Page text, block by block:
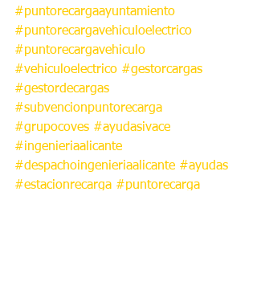
#puntorecargaayuntamiento
#puntorecargavehiculoelectrico
#puntorecargavehiculo
#vehiculoelectrico #gestorcargas
#gestordecargas
#subvencionpuntorecarga
#grupocoves #ayudasivace
#ingenieriaalicante
#despachoingenieriaalicante #ayudas
#estacionrecarga #puntorecarga